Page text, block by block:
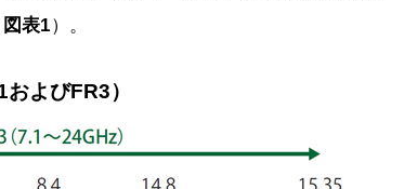
図表1）。
よびFR3）